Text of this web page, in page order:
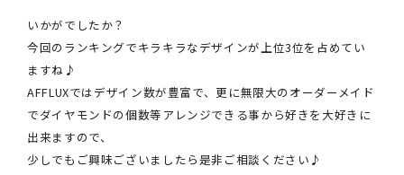
いかがでしたか？
今回のランキングでキラキラなデザインが上位3位を占めてい
ますね♪
AFFLUXではデザイン数が豊富で、更に無限大のオーダーメイド
でダイヤモンドの個数等アレンジできる事から好きを大好きに
出来ますので、
少しでもご興味ございましたら是非ご相談ください♪